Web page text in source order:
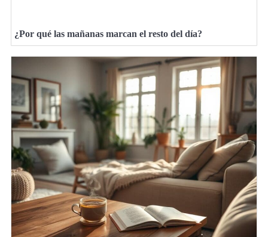
¿Por qué las mañanas marcan el resto del día?